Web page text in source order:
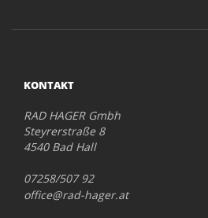
KONTAKT
RAD HAGER Gmbh
Steyrerstraße 8
4540 Bad Hall
07258/507 92
office@rad-hager.at